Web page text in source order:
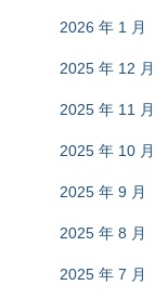
2026 年 1 月
2025 年 12 月
2025 年 11 月
2025 年 10 月
2025 年 9 月
2025 年 8 月
2025 年 7 月